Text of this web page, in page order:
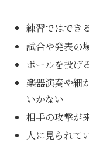
練習ではでき
試合や発表の
ボールを投げ
楽器演奏や細
いかない
相手の攻撃が
人に見られて